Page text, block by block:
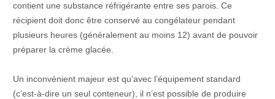
contient une substance réfrigérante entre ses parois. Ce
récipient doit donc être conservé au congélateur pendant
plusieurs heures (généralement au moins 12) avant de pouvoir
préparer la crème glacée.
Un inconvénient majeur est qu’avec l’équipement standard
(c’est-à-dire un seul conteneur), il n’est possible de produire